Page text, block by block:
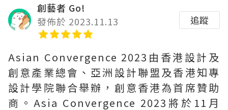
創藝者 Go!
發佈於 2023.11.13
追蹤
Asian Convergence 2023由香港設計及
創意產業總會、亞洲設計聯盟及香港知專
設計學院聯合舉辦，創意香港為首席贊助
商。Asia Convergence 2023將於11月